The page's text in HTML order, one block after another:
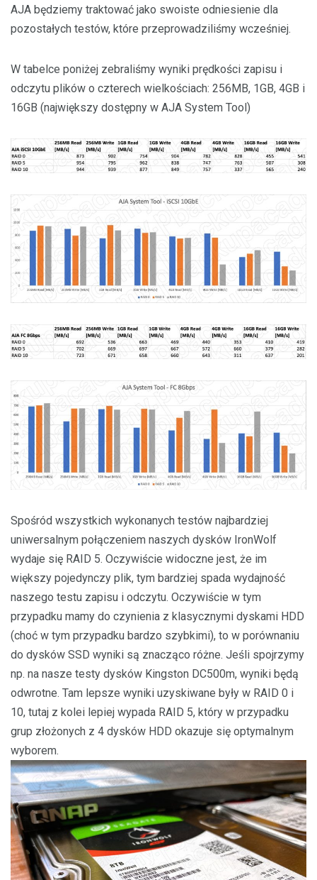
AJA będziemy traktować jako swoiste odniesienie dla
pozostałych testów, które przeprowadziliśmy wcześniej.
W tabelce poniżej zebraliśmy wyniki prędkości zapisu i
odczytu plików o czterech wielkościach: 256MB, 1GB, 4GB i
16GB (największy dostępny w AJA System Tool)
Spośród wszystkich wykonanych testów najbardziej
uniwersalnym połączeniem naszych dysków IronWolf
wydaje się RAID 5. Oczywiście widoczne jest, że im
większy pojedynczy plik, tym bardziej spada wydajność
naszego testu zapisu i odczytu. Oczywiście w tym
przypadku mamy do czynienia z klasycznymi dyskami HDD
(choć w tym przypadku bardzo szybkimi), to w porównaniu
do dysków SSD wyniki są znacząco różne. Jeśli spojrzymy
np. na nasze testy dysków Kingston DC500m, wyniki będą
odwrotne. Tam lepsze wyniki uzyskiwane były w RAID 0 i
10, tutaj z kolei lepiej wypada RAID 5, który w przypadku
grup złożonych z 4 dysków HDD okazuje się optymalnym
wyborem.